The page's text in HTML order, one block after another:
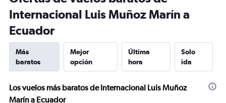
Internacional Luis Muñoz Marín a
Ecuador
Más
baratos
Mejor
opción
Última
hora
Solo
ida
Los vuelos más baratos de Internacional Luis Muñoz
Marín a Ecuador